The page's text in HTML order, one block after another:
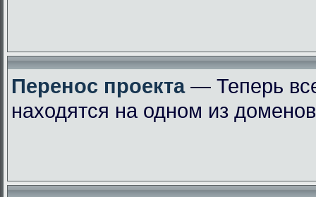
Перенос проекта— Теперь
находятся на одном из